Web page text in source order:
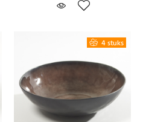
4 stuks